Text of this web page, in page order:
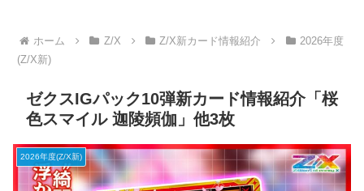
ホーム Z/X Z/X新カード情報紹介
2026年度
(Z/X新)
ゼクスIGパック10弾新カード情報紹介「桜
色スマイル 迦陵頻伽」他3枚
2026年度(Z/X新)